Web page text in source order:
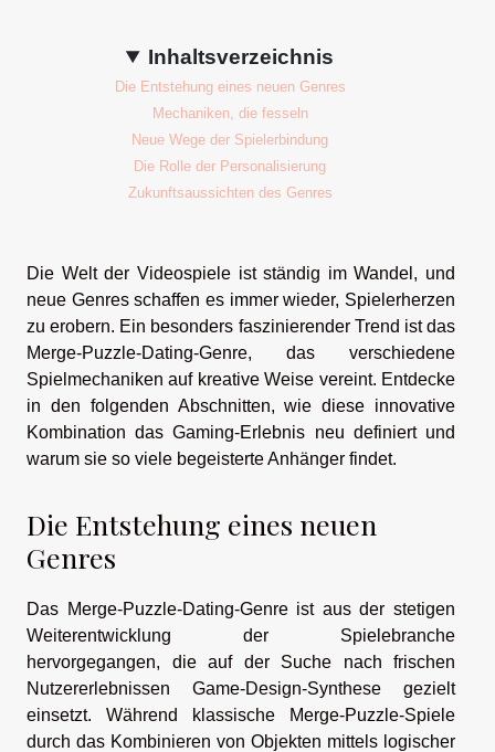
Inhaltsverzeichnis
Die Entstehung eines neuen Genres
Mechaniken, die fesseln
Neue Wege der Spielerbindung
Die Rolle der Personalisierung
Zukunftsaussichten des Genres
Die Welt der Videospiele ist ständig im Wandel, und
neue Genres schaffen es immer wieder, Spielerherzen
zu erobern. Ein besonders faszinierender Trend ist das
Merge-Puzzle-Dating-Genre, das verschiedene
Spielmechaniken auf kreative Weise vereint. Entdecke
in den folgenden Abschnitten, wie diese innovative
Kombination das Gaming-Erlebnis neu definiert und
warum sie so viele begeisterte Anhänger findet.
Die Entstehung eines neuen
Genres
Das Merge-Puzzle-Dating-Genre ist aus der stetigen
Weiterentwicklung der Spielebranche
hervorgegangen, die auf der Suche nach frischen
Nutzererlebnissen Game-Design-Synthese gezielt
einsetzt. Während klassische Merge-Puzzle-Spiele
durch das Kombinieren von Objekten mittels logischer